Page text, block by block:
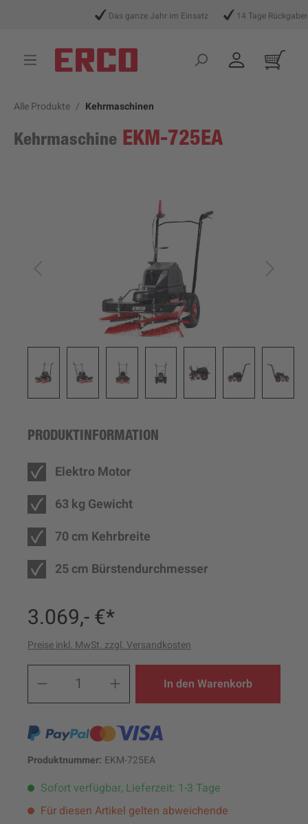
Das ganze Jahr im Einsatz 14 Tage Rückgaberecht
Alle Produkte Kehrmaschinen
Kehrmaschine EKM-725EA
PRODUKTINFORMATION
Elektro Motor
63 kg Gewicht
70 cm Kehrbreite
25 cm Bürstendurchmesser
3.069,- €*
Preise inkl. MwSt. zzgl. Versandkosten
Produkt Anzahl: Gib den
In den Warenkorb
Produktnummer: EKM-725EA
Sofort verfügbar, Lieferzeit: 1-3 Tage
Für diesen Artikel gelten abweichende